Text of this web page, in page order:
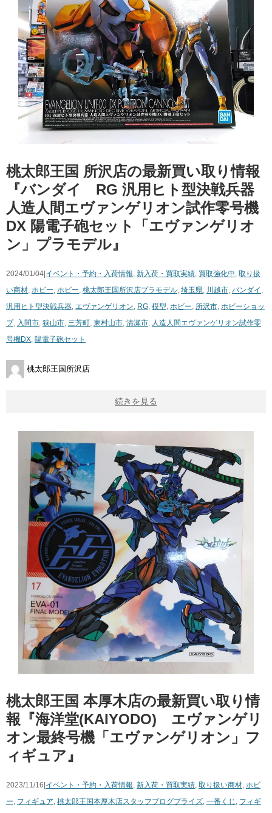
桃太郎王国 所沢店の最新買い取り情報
『バンダイ RG ​汎用ヒト型決戦兵器 ​
人造人間エヴァンゲリオン試作零号機
DX ​陽電子砲セット「エヴァンゲリオ
ン」プラモデル』
2024/01/04| イベント・予約・入荷情報, 新入荷・買取実績, 買取強化中, 取り扱
い商材, ホビー, ホビー, 桃太郎王国所沢店プラモデル, 埼玉県, 川越市, バンダイ ,
汎用ヒト型決戦兵器, エヴァンゲリオン, RG, 模型, ホビー, 所沢市, ホビーショッ
プ, 入間市, 狭山市, 三芳町, 東村山市, 清瀬市, 人造人間エヴァンゲリオン試作零
号機DX, 陽電子砲セット
桃太郎王国所沢店
続きを見る
桃太郎王国 本厚木店の最新買い取り情
報『海洋堂(KAIYODO) エヴァンゲリ
オン最終号機「エヴァンゲリオン」フ
ィギュア』
2023/11/16| イベント・予約・入荷情報, 新入荷・買取実績, 取り扱い商材, ホビ
ー, フィギュア, 桃太郎王国本厚木店スタッフブログプライズ, 一番くじ , フィギ